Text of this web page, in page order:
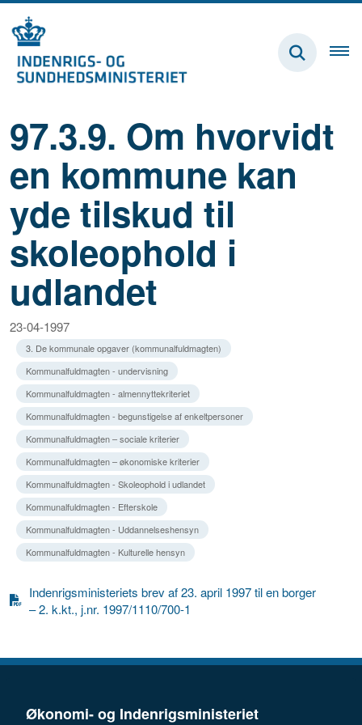
97.3.9. Om hvorvidt
en kommune kan
yde tilskud til
skoleophold i
udlandet
23-04-1997
3. De kommunale opgaver (kommunalfuldmagten)
Kommunalfuldmagten - undervisning
Kommunalfuldmagten - almennyttekriteriet
Kommunalfuldmagten - begunstigelse af enkeltpersoner
Kommunalfuldmagten – sociale kriterier
Kommunalfuldmagten – økonomiske kriterier
Kommunalfuldmagten - Skoleophold i udlandet
Kommunalfuldmagten - Efterskole
Kommunalfuldmagten - Uddannelseshensyn
Kommunalfuldmagten - Kulturelle hensyn
Indenrigsministeriets brev af 23. april 1997 til en borger
– 2. k.kt., j.nr. 1997/1110/700-1
Økonomi- og Indenrigsministeriet